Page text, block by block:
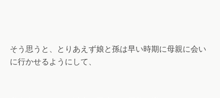
そう思うと、とりあえず娘と孫は早い時期に母親に会い
に行かせるようにして、